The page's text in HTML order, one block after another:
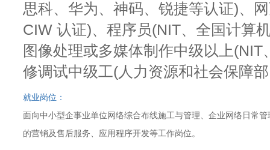
思科、华为、神码、锐捷等认证)、
CIW 认证)、程序员(NIT、全国计算
图像处理或多媒体制作中级以上
修调试中级工(人力资源和社会保障
就业岗位：
面向中小型企事业单位网络综合布线施工与管理、企业网络日常
的营销及售后服务、应用程序开发等工作岗位。